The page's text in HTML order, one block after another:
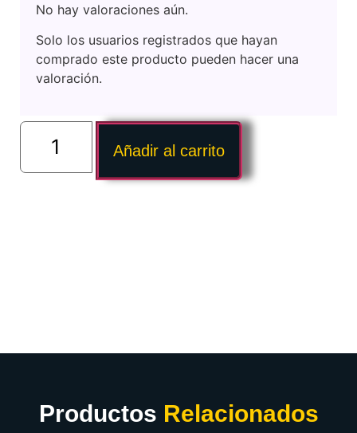
No hay valoraciones aún.
Solo los usuarios registrados que hayan
comprado este producto pueden hacer una
valoración.
Añadir al carrito
Productos Relacionados